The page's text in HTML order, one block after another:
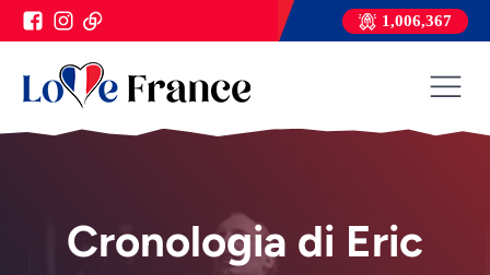
1,006,367
Cronologia di Eric